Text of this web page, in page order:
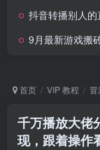
抖音转播别人
9月最新游戏搬砖，
首页 VIP 教程
千万播放大佬
现，跟着操作